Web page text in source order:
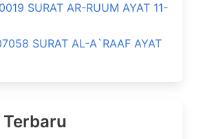
SURAT AR-RUUM AYAT 11-
SURAT AL-A`RAAF AYAT